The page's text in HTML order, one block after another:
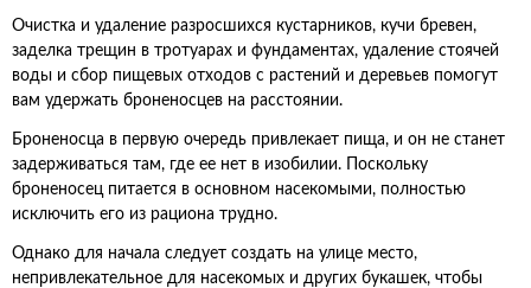
Очистка и удаление разросшихся кустарников, кучи бревен,
заделка трещин в тротуарах и фундаментах, удаление стоячей
воды и сбор пищевых отходов с растений и деревьев помогут
вам удержать броненосцев на расстоянии.
Броненосца в первую очередь привлекает пища, и он не станет
задерживаться там, где ее нет в изобилии. Поскольку
броненосец питается в основном насекомыми, полностью
исключить его из рациона трудно.
Однако для начала следует создать на улице место,
непривлекательное для насекомых и других букашек, чтобы